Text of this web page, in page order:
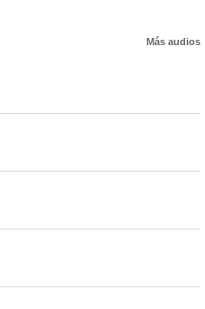
Más audios